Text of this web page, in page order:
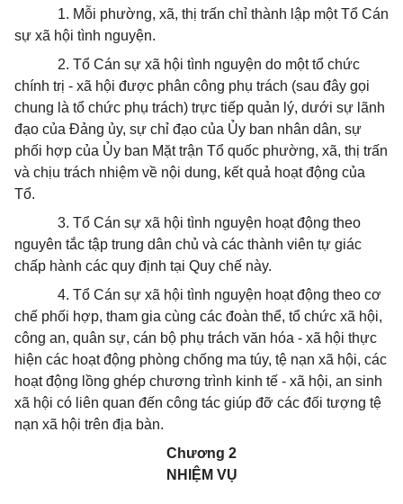
1. Mỗi phường, xã, thị trấn chỉ thành lập một Tổ Cán
sự xã hội tình nguyện.
2. Tổ Cán sự xã hội tình nguyện do một tổ chức
chính trị - xã hội được phân công phụ trách (sau đây gọi
chung là tổ chức phụ trách) trực tiếp quản lý, dưới sự lãnh
đạo của Đảng ủy, sự chỉ đạo của Ủy ban nhân dân, sự
phối hợp của Ủy ban Mặt trận Tổ quốc phường, xã, thị trấn
và chịu trách nhiệm về nội dung, kết quả hoạt động của
Tổ.
3. Tổ Cán sự xã hội tình nguyện hoạt động theo
nguyên tắc tập trung dân chủ và các thành viên tự giác
chấp hành các quy định tại Quy chế này.
4. Tổ Cán sự xã hội tình nguyện hoạt động theo cơ
chế phối hợp, tham gia cùng các đoàn thể, tổ chức xã hội,
công an, quân sự, cán bộ phụ trách văn hóa - xã hội thực
hiện các hoạt động phòng chống ma túy, tệ nạn xã hội, các
hoạt động lồng ghép chương trình kinh tế - xã hội, an sinh
xã hội có liên quan đến công tác giúp đỡ các đối tượng tệ
nạn xã hội trên địa bàn.
Chương 2
NHIỆM VỤ